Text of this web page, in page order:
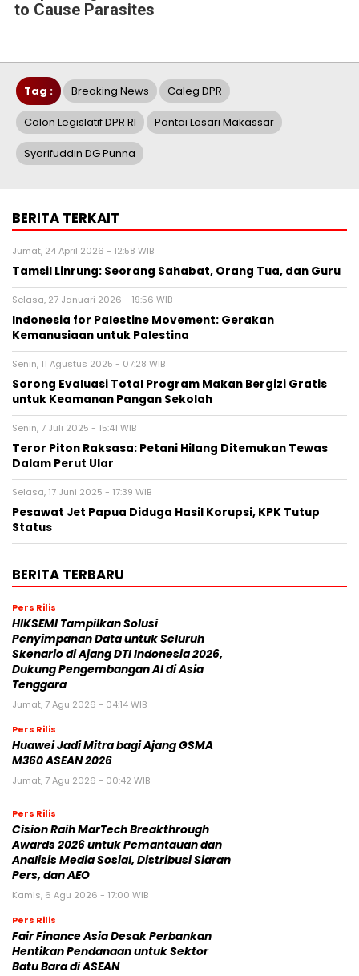
to Cause Parasites
Tag : Breaking News Caleg DPR
Calon Legislatif DPR RI Pantai Losari Makassar
Syarifuddin DG Punna
BERITA TERKAIT
Jumat, 24 April 2026 - 12:58 WIB
Tamsil Linrung: Seorang Sahabat, Orang Tua, dan Guru
Selasa, 27 Januari 2026 - 19:56 WIB
Indonesia for Palestine Movement: Gerakan
Kemanusiaan untuk Palestina
Senin, 11 Agustus 2025 - 07:28 WIB
Sorong Evaluasi Total Program Makan Bergizi Gratis
untuk Keamanan Pangan Sekolah
Senin, 7 Juli 2025 - 15:41 WIB
Teror Piton Raksasa: Petani Hilang Ditemukan Tewas
Dalam Perut Ular
Selasa, 17 Juni 2025 - 17:39 WIB
Pesawat Jet Papua Diduga Hasil Korupsi, KPK Tutup
Status
BERITA TERBARU
Pers Rilis
HIKSEMI Tampilkan Solusi
Penyimpanan Data untuk Seluruh
Skenario di Ajang DTI Indonesia 2026,
Dukung Pengembangan AI di Asia
Tenggara
Jumat, 7 Agu 2026 - 04:14 WIB
Pers Rilis
Huawei Jadi Mitra bagi Ajang GSMA
M360 ASEAN 2026
Jumat, 7 Agu 2026 - 00:42 WIB
Pers Rilis
Cision Raih MarTech Breakthrough
Awards 2026 untuk Pemantauan dan
Analisis Media Sosial, Distribusi Siaran
Pers, dan AEO
Kamis, 6 Agu 2026 - 17:00 WIB
Pers Rilis
Fair Finance Asia Desak Perbankan
Hentikan Pendanaan untuk Sektor
Batu Bara di ASEAN